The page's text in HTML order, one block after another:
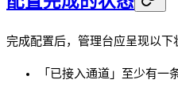
完成配置后，管理台应呈现以下
「已接入通道」至少有一